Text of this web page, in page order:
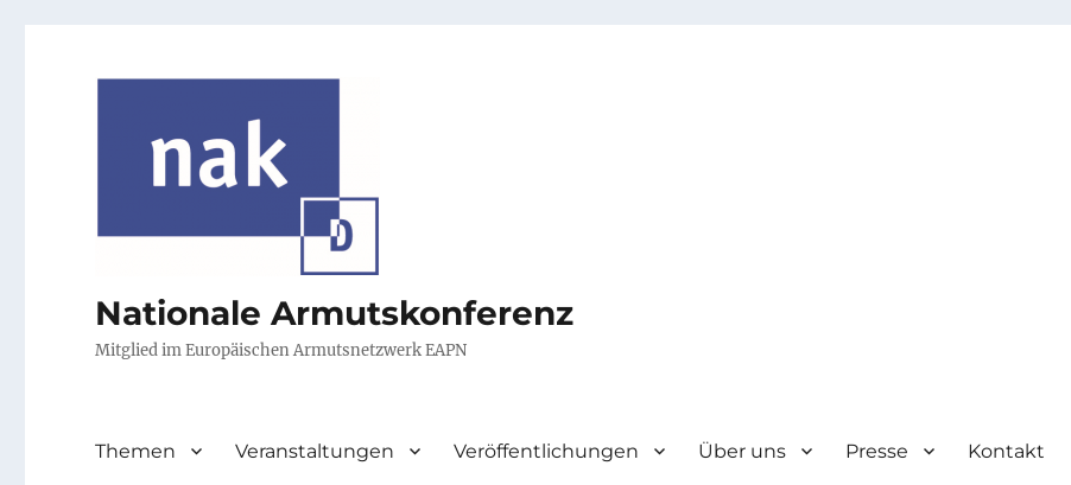
Nationale Armutskonferenz
Mitglied im Europäischen Armutsnetzwerk EAPN
Themen Veranstaltungen Veröffentlichungen Über uns Presse Kontakt